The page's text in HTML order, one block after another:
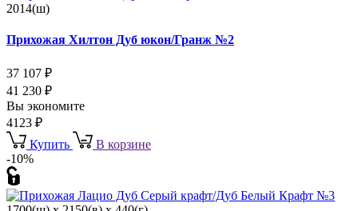
2014(ш)
Прихожая Хилтон Дуб юкон/Гранж №2
37 107 ₽
41 230 ₽
Вы экономите
4123 ₽
Купить
В корзине
-10%